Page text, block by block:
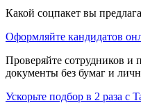
Какой соцпакет вы
Оформляйте кандидатов
Проверяйте сотрудников и
документы без бумаг и
Ускорьте подбор в 2 раза с